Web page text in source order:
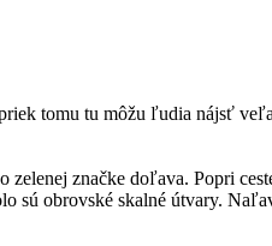
tomu tu môžu ľudia nájsť
značke doľava. Popri
sú obrovské skalné útvary.